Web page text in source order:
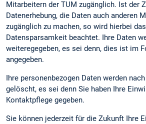
Mitarbeitern der TUM zugänglich. Ist der
Datenerhebung, die Daten auch anderen
zugänglich zu machen, so wird hierbei
Datensparsamkeit beachtet. Ihre Daten
weiteregegeben, es sei denn, dies ist im
angegeben.
Ihre personenbezogen Daten werden
gelöscht, es sei denn Sie haben Ihre
Kontaktpflege gegeben.
Sie können jederzeit für die Zukunft Ihre